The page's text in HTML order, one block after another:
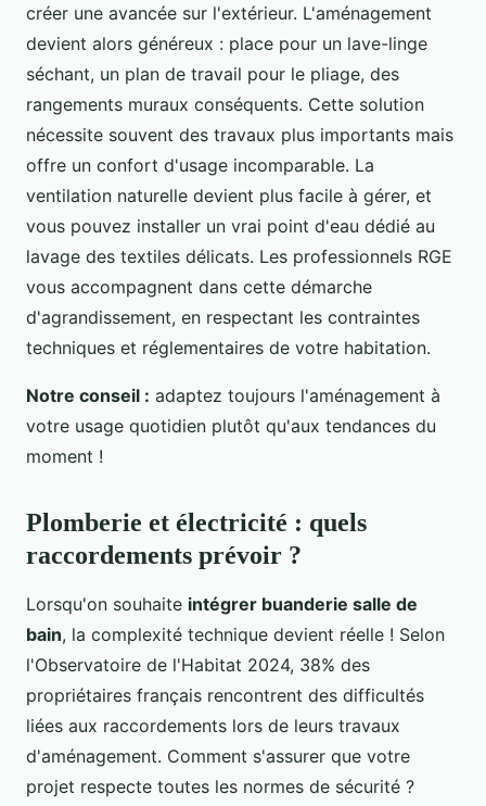
créer une avancée sur l'extérieur. L'aménagement
devient alors généreux : place pour un lave-linge
séchant, un plan de travail pour le pliage, des
rangements muraux conséquents. Cette solution
nécessite souvent des travaux plus importants mais
offre un confort d'usage incomparable. La
ventilation naturelle devient plus facile à gérer, et
vous pouvez installer un vrai point d'eau dédié au
lavage des textiles délicats. Les professionnels RGE
vous accompagnent dans cette démarche
d'agrandissement, en respectant les contraintes
techniques et réglementaires de votre habitation.
Notre conseil : adaptez toujours l'aménagement à
votre usage quotidien plutôt qu'aux tendances du
moment !
Plomberie et électricité : quels
raccordements prévoir ?
Lorsqu'on souhaite intégrer buanderie salle de
bain, la complexité technique devient réelle ! Selon
l'Observatoire de l'Habitat 2024, 38% des
propriétaires français rencontrent des difficultés
liées aux raccordements lors de leurs travaux
d'aménagement. Comment s'assurer que votre
projet respecte toutes les normes de sécurité ?